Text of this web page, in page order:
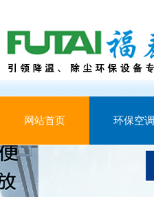
网站首页 环保空调